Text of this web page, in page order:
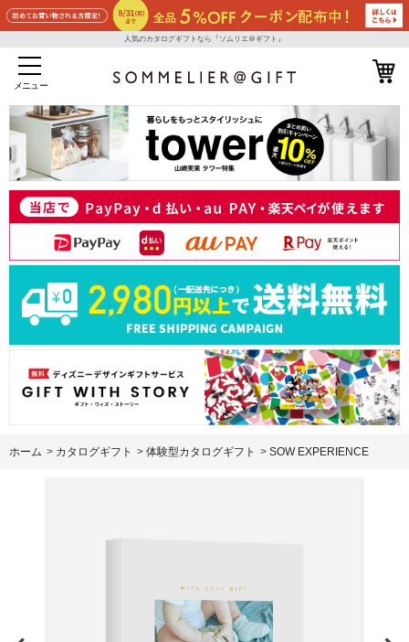
人気のカタログギフトなら『ソムリエ＠ギフト』
メニュー
ホーム > カタログギフト > 体験型カタログギフト > SOW EXPERIENCE